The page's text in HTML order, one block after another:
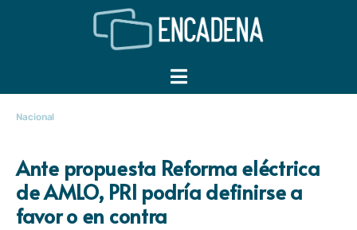
Nacional
Ante propuesta Reforma eléctrica
de AMLO, PRI podría definirse a
favor o en contra